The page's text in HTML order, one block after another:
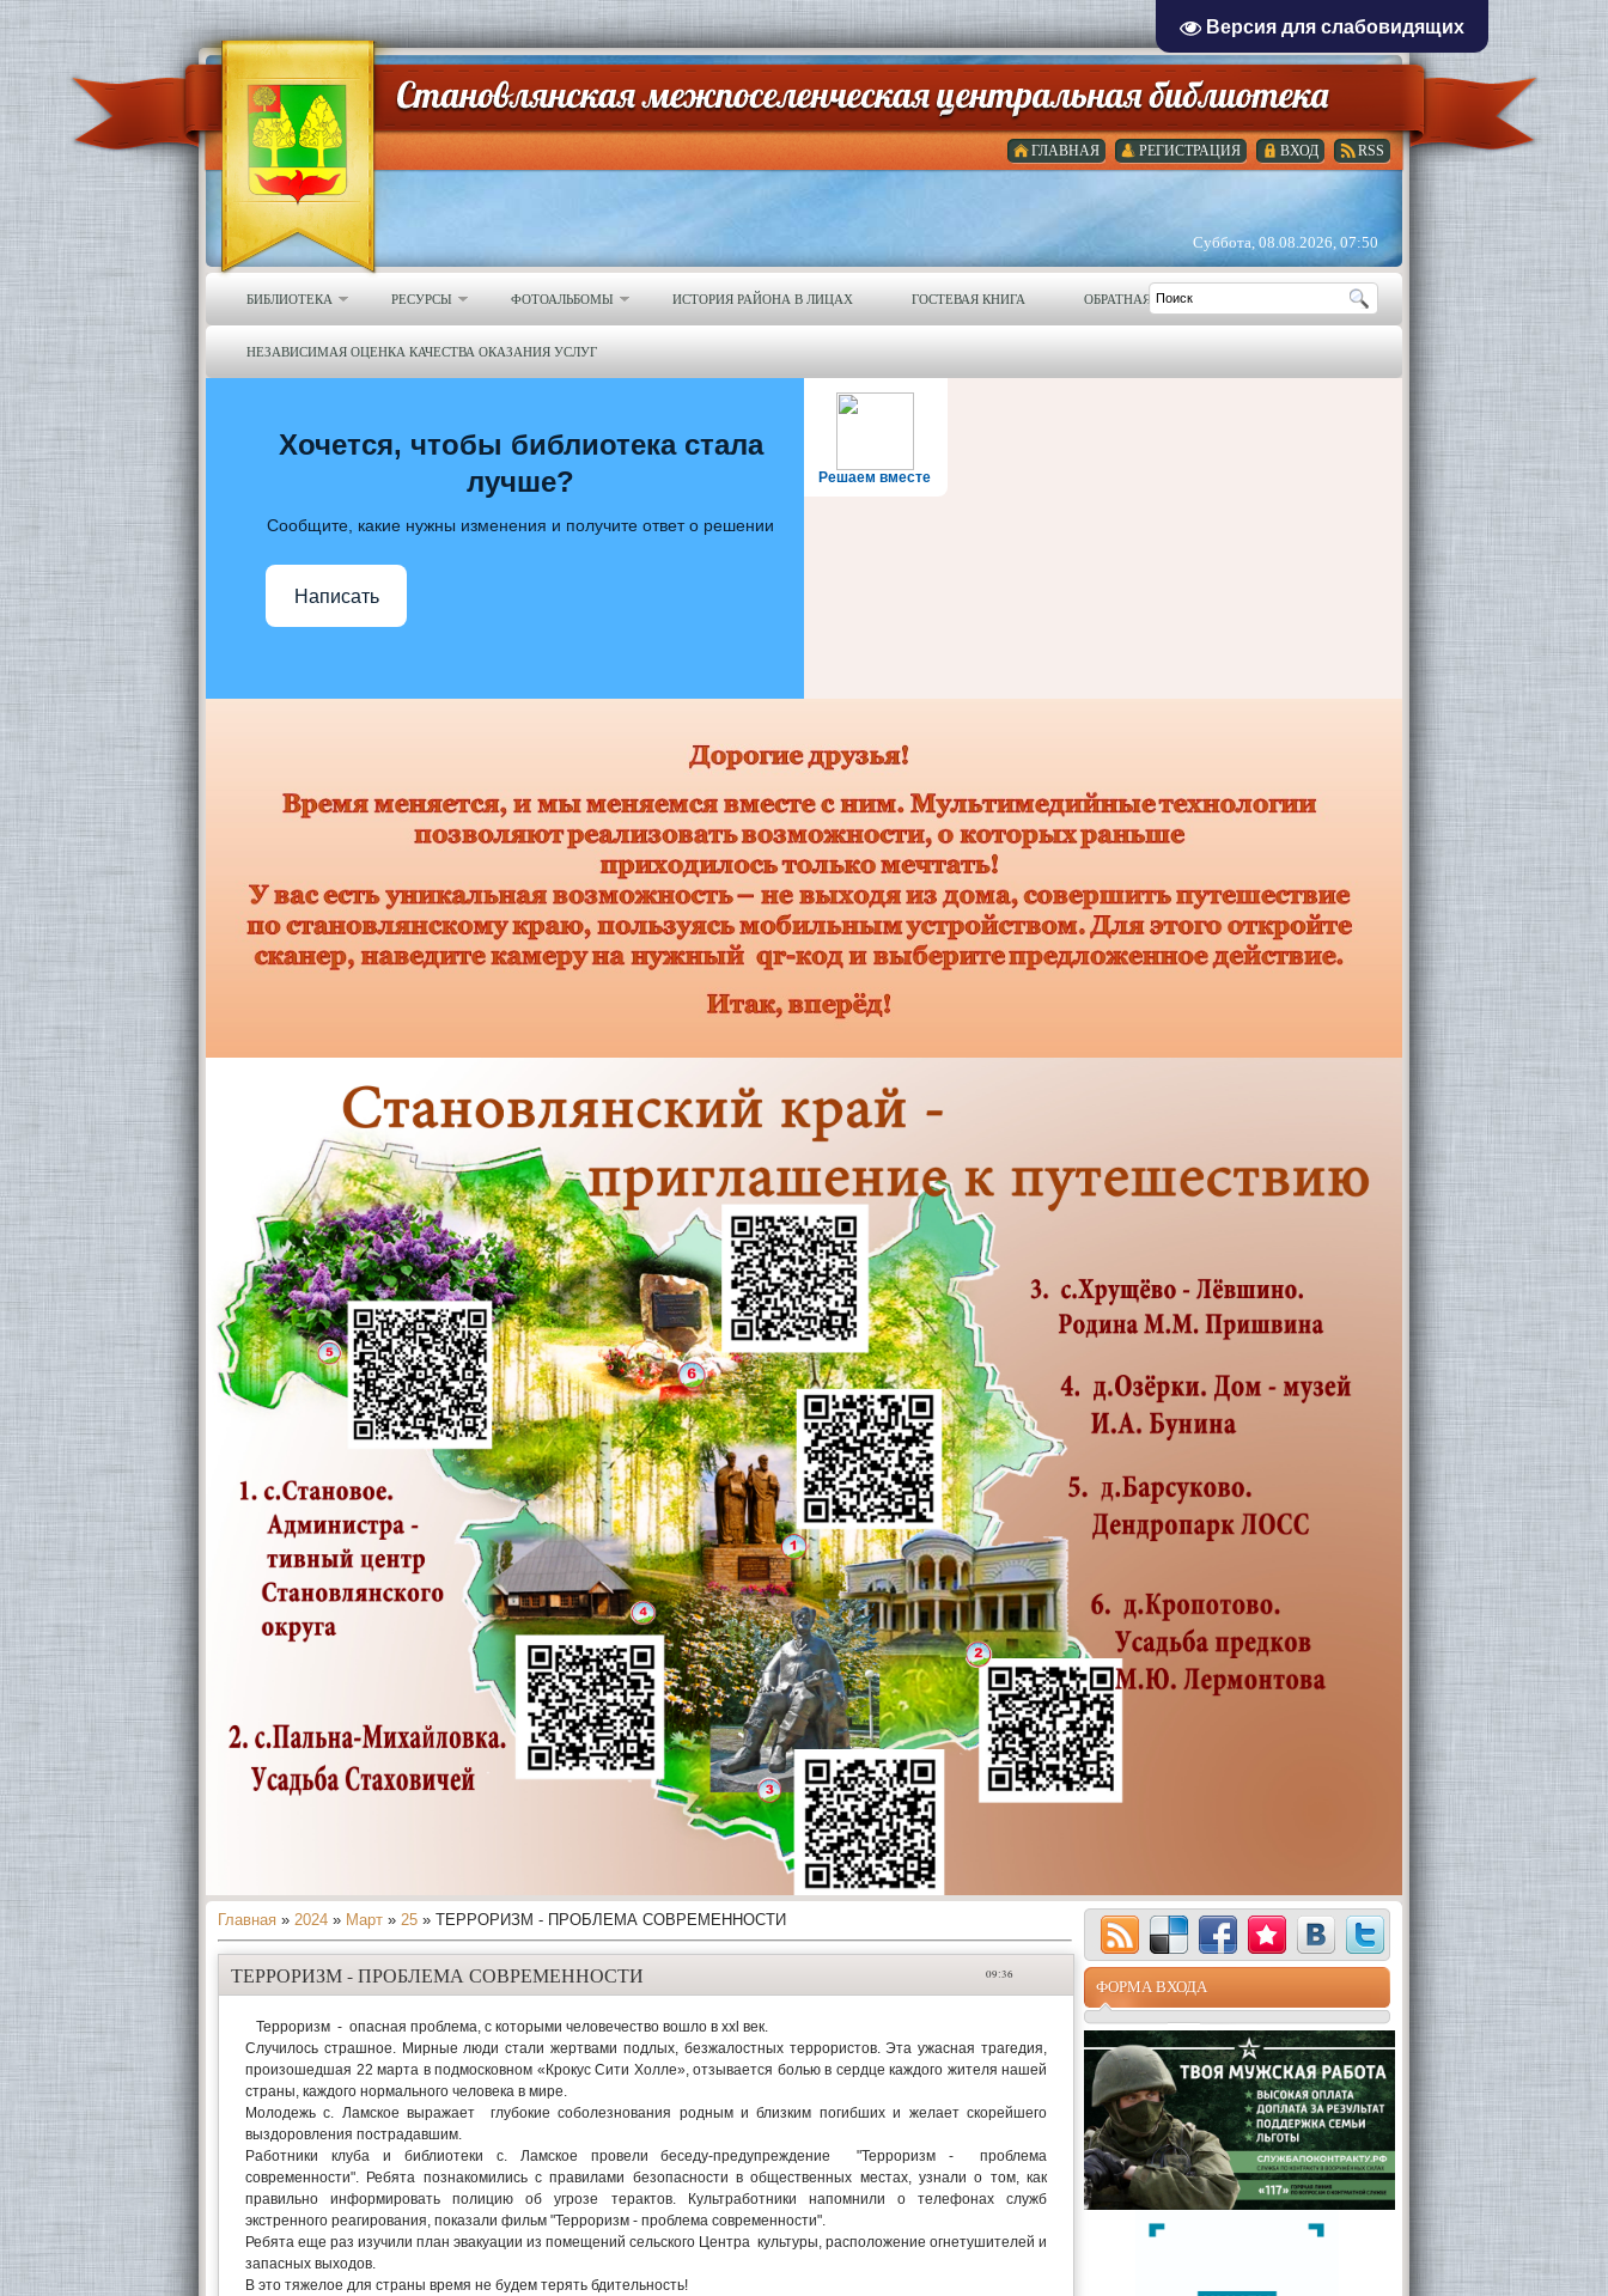
Версия для слабовидящих
RSS
ВХОД
РЕГИСТРАЦИЯ
ГЛАВНАЯ
Суббота, 08.08.2026, 07:50
БИБЛИОТЕКА РЕСУРСЫ ФОТОАЛЬБОМЫ ИСТОРИЯ РАЙОНА В ЛИЦАХ ГОСТЕВАЯ КНИГА ОБРАТНАЯ СВЯЗЬ
НЕЗАВИСИМАЯ ОЦЕНКА КАЧЕСТВА ОКАЗАНИЯ УСЛУГ
Решаем вместе
Хочется, чтобы библиотека стала
лучше?
Сообщите, какие нужны изменения и получите ответ о решении
Написать
Главная » 2024 » Март » 25 » ТЕРРОРИЗМ - ПРОБЛЕМА СОВРЕМЕННОСТИ
09:36
ТЕРРОРИЗМ - ПРОБЛЕМА СОВРЕМЕННОСТИ
Терроризм - опасная проблема, с которыми человечество вошло в ххl век.
Случилось страшное. Мирные люди стали жертвами подлых, безжалостных террористов. Эта ужасная трагедия,
произошедшая 22 марта в подмосковном «Крокус Сити Холле», отзывается болью в сердце каждого жителя нашей
страны, каждого нормального человека в мире.
Молодежь с. Ламское выражает глубокие соболезнования родным и близким погибших и желает скорейшего
выздоровления пострадавшим.
Работники клуба и библиотеки с. Ламское провели беседу-предупреждение "Терроризм - проблема
современности". Ребята познакомились с правилами безопасности в общественных местах, узнали о том, как
правильно информировать полицию об угрозе терактов. Культработники напомнили о телефонах служб
экстренного реагирования, показали фильм "Терроризм - проблема современности".
Ребята еще раз изучили план эвакуации из помещений сельского Центра культуры, расположение огнетушителей и
запасных выходов.
В это тяжелое для страны время не будем терять бдительность!
ФОРМА ВХОДА